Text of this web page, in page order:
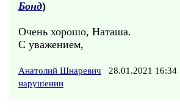
Бонд)
Очень хорошо, Наташа.
С уважением,
Анатолий Шнаревич 28.01.2021 16:34
нарушении